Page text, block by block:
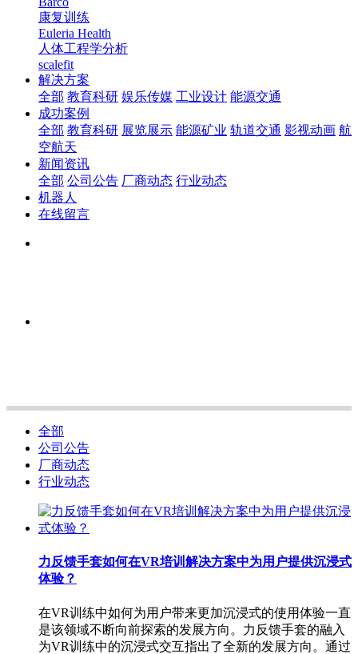
康复训练
Euleria Health
人体工程学分析
scalefit
解决方案
全部 教育科研 娱乐传媒 工业设计 能源交通
成功案例
全部 教育科研 展览展示 能源矿业 轨道交通 影视动画 航
空航天
新闻资讯
全部 公司公告 厂商动态 行业动态
机器人
在线留言
全部
公司公告
厂商动态
行业动态
力反馈手套如何在VR培训解决方案中为用户提供沉浸式
体验？
在VR训练中如何为用户带来更加沉浸式的使用体验一直
是该领域不断向前探索的发展方向。力反馈手套的融入
为VR训练中的沉浸式交互指出了全新的发展方向。通过